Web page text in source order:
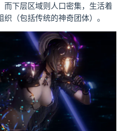
而下层区域则人口密集，生活着
（包括传统的神奇团体）。